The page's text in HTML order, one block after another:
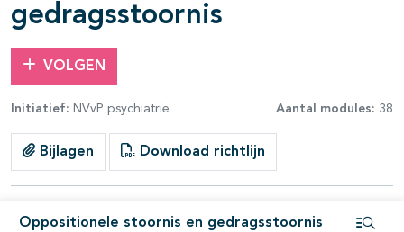
gedragsstoornis
VOLGEN
Initiatief: NVvP psychiatrie Aantal modules: 38
Bijlagen Download richtlijn
Oppositionele stoornis en gedragsstoornis
open- en dichtklappen
open- en dichtklappen